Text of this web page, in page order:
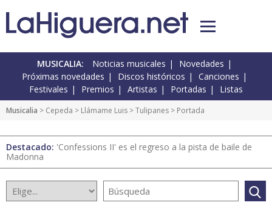
MUSICALIA: Noticias musicales
Novedades
Próximas novedades
Discos históricos
Canciones
Festivales
Premios Artistas Portadas Listas
Musicalia > Cepeda > Llámame Luis >Tulipanes > Portada
Destacado: 'Confessions II' es el regreso a la pista de baile de
Madonna